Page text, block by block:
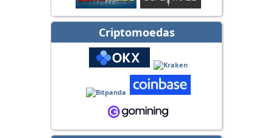
Criptomoedas